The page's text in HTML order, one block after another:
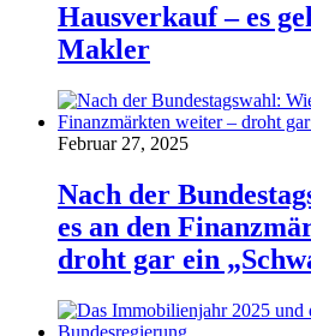
Hausverkauf – es
Makler
Februar 27, 2025
Nach der
es an den
droht gar ein